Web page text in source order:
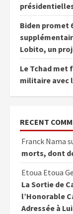
Biden promet
Lobito, un
Le Tchad met
militaire avec
RECENT
Franck Nama
morts, dont
Etoua Etoua
La Sortie de
l’Honorable
Adressée à